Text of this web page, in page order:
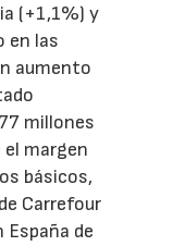
(+1,1%) y
en las
aumento
millones
el margen
básicos,
Carrefour
de